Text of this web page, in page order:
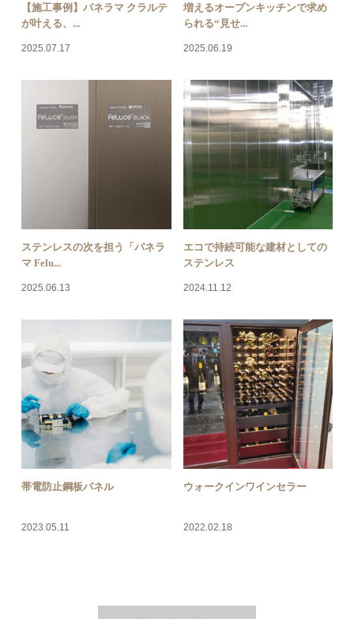
【施工事例】パネラマ クラルテ
が叶える、...
2025.07.17
増えるオープンキッチンで求め
られる“見せ...
2025.06.19
ステンレスの次を担う「パネラ
マ Felu...
2025.06.13
エコで持続可能な建材としての
ステンレス
2024.11.12
帯電防止鋼板パネル
2023.05.11
ウォークインワインセラー
2022.02.18